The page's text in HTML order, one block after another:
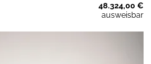
48.324,00 €
ausweisbar